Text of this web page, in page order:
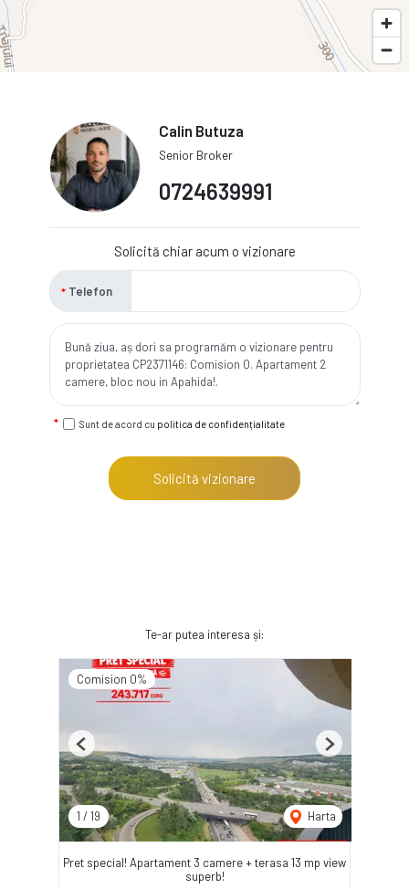
Calin Butuza
Senior Broker
0724639991
Solicită chiar acum o vizionare
Telefon
Sunt de acord cu politica de confidențialitate
Solicită vizionare
Te-ar putea interesa și:
Comision 0%
1 / 19 Harta
Previous Next
Pret special! Apartament 3 camere + terasa 13 mp view
superb!